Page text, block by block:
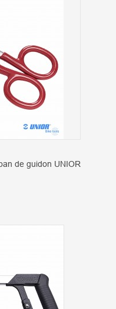
de guidon UNIOR